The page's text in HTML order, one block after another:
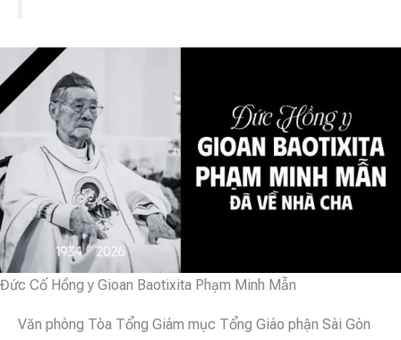
Đức Cố Hồng y Gioan Baotixita Phạm Minh Mẫn
Văn phòng Tòa Tổng Giám mục Tổng Giáo phận Sài Gòn